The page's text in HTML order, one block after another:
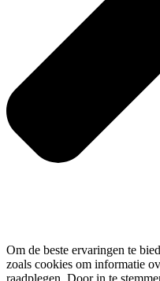
Om de beste ervaringen te
zoals cookies om informatie